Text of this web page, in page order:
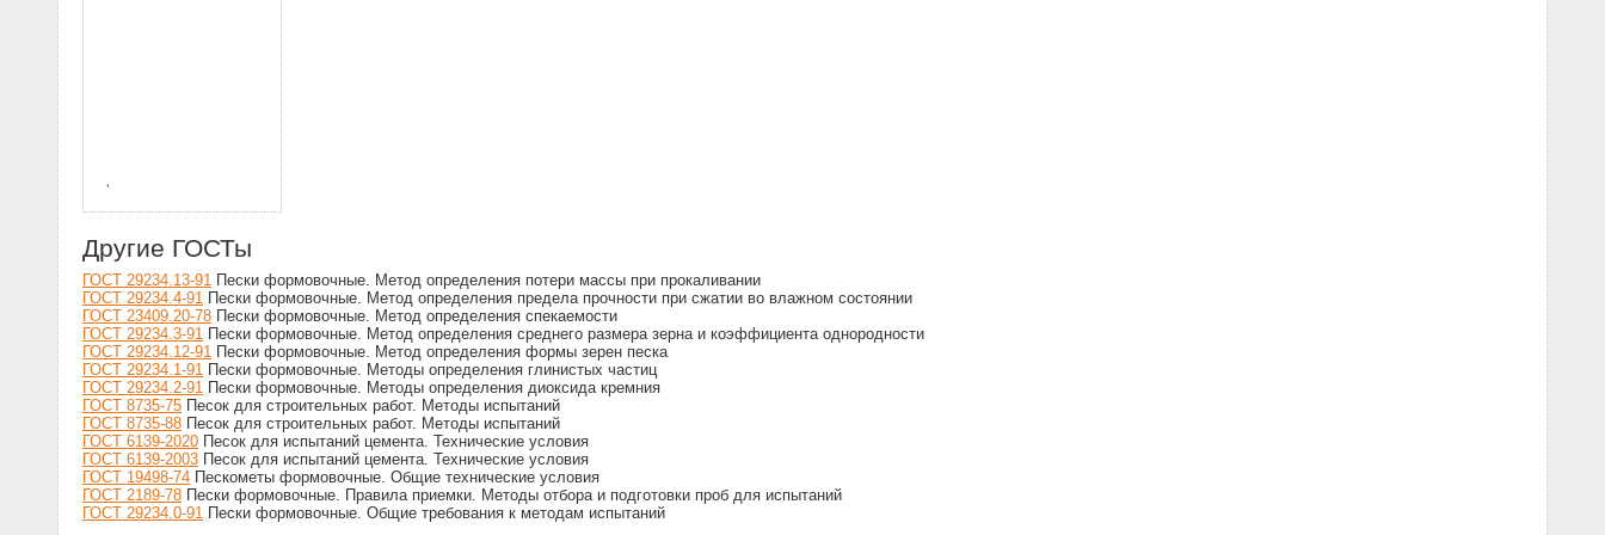
Другие ГОСТы
ГОСТ 29234.13-91 Пески формовочные. Метод определения потери массы при прокаливании
ГОСТ 29234.4-91 Пески формовочные. Метод определения предела прочности при сжатии во влажном состоянии
ГОСТ 23409.20-78 Пески формовочные. Метод определения спекаемости
ГОСТ 29234.3-91 Пески формовочные. Метод определения среднего размера зерна и коэффициента однородности
ГОСТ 29234.12-91 Пески формовочные. Метод определения формы зерен песка
ГОСТ 29234.1-91 Пески формовочные. Методы определения глинистых частиц
ГОСТ 29234.2-91 Пески формовочные. Методы определения диоксида кремния
ГОСТ 8735-75 Песок для строительных работ. Методы испытаний
ГОСТ 8735-88 Песок для строительных работ. Методы испытаний
ГОСТ 6139-2020 Песок для испытаний цемента. Технические условия
ГОСТ 6139-2003 Песок для испытаний цемента. Технические условия
ГОСТ 19498-74 Пескометы формовочные. Общие технические условия
ГОСТ 2189-78 Пески формовочные. Правила приемки. Методы отбора и подготовки проб для испытаний
ГОСТ 29234.0-91 Пески формовочные. Общие требования к методам испытаний